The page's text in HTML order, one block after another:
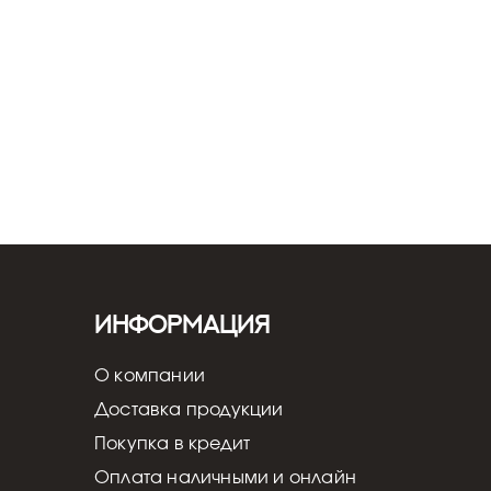
Информация
О компании
Доставка продукции
Покупка в кредит
Оплата наличными и онлайн